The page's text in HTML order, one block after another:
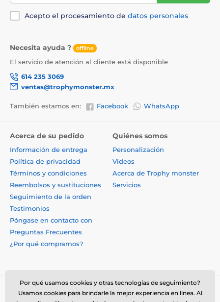
Acepto el procesamiento de datos personales
Necesita ayuda ? offline
El servicio de atención al cliente está disponible
614 235 3069
ventas@trophymonster.mx
También estamos en: Facebook WhatsApp
Acerca de su pedido
Información de entrega
Política de privacidad
Términos y condiciones
Reembolsos y sustituciones
Seguimiento de la orden
Testimonios
Póngase en contacto con
Preguntas Frecuentes
¿Por qué comprarnos?
Quiénes somos
Personalización
Vídeos
Acerca de Trophy monster
Servicios
Por qué usamos cookies y otras tecnologías de seguimiento?
Usamos cookies para brindarle la mejor experiencia en línea. Al